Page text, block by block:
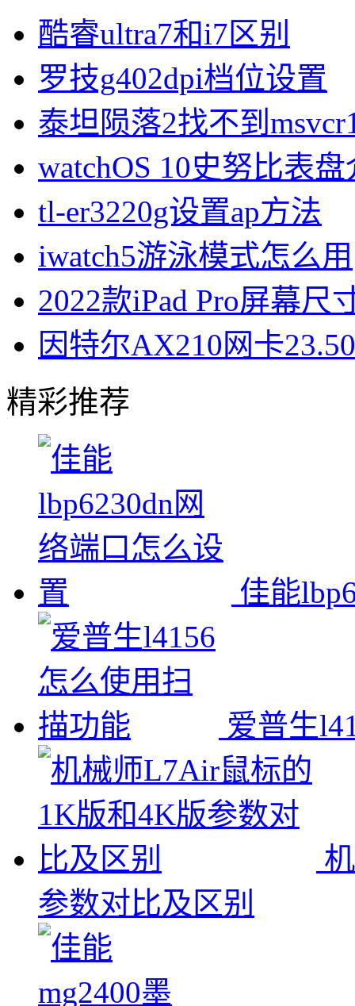
酷睿ultra7和i7区别
罗技g402dpi档位设置
泰坦陨落2找不到
watchOS 10史努比表
tl-er3220g设置ap方法
iwatch5游泳模式怎么用
2022款iPad Pro屏幕尺
因特尔AX210网卡
精彩推荐
佳能
爱普生
参数对比及区别